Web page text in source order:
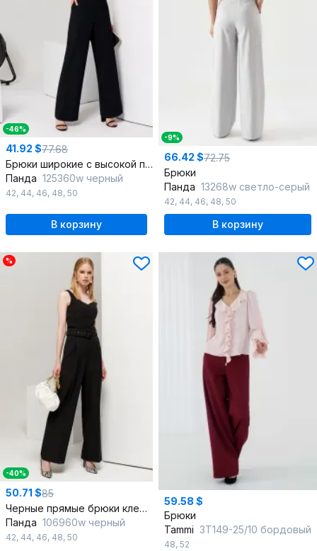
-46%
41.92 $77.68
Брюки широкие с высокой посадкой из трикотажа для повседневных образов
Панда 125360w черный
42, 44, 46, 48, 50
В корзину
-9%
66.42 $72.75
Брюки
Панда 13268w светло-серый
42, 44, 46, 48, 50
В корзину
%
-40%
50.71 $85
Черные прямые брюки клеш с высокой посадкой из эластичной ткани
Панда 106960w черный
42, 44, 46, 48, 50
59.58 $
Брюки
Tammi 3Т149-25/10 бордовый
48, 52